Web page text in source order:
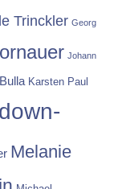
Trinckler Georg
Johann
Karsten Paul
Melanie